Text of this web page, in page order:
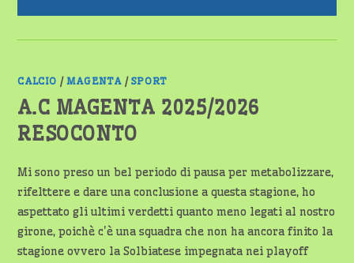
CALCIO / MAGENTA / SPORT
A.C MAGENTA 2025/2026
RESOCONTO
Mi sono preso un bel periodo di pausa per metabolizzare,
rifelttere e dare una conclusione a questa stagione, ho
aspettato gli ultimi verdetti quanto meno legati al nostro
girone, poichè c'è una squadra che non ha ancora finito la
stagione ovvero la Solbiatese impegnata nei playoff